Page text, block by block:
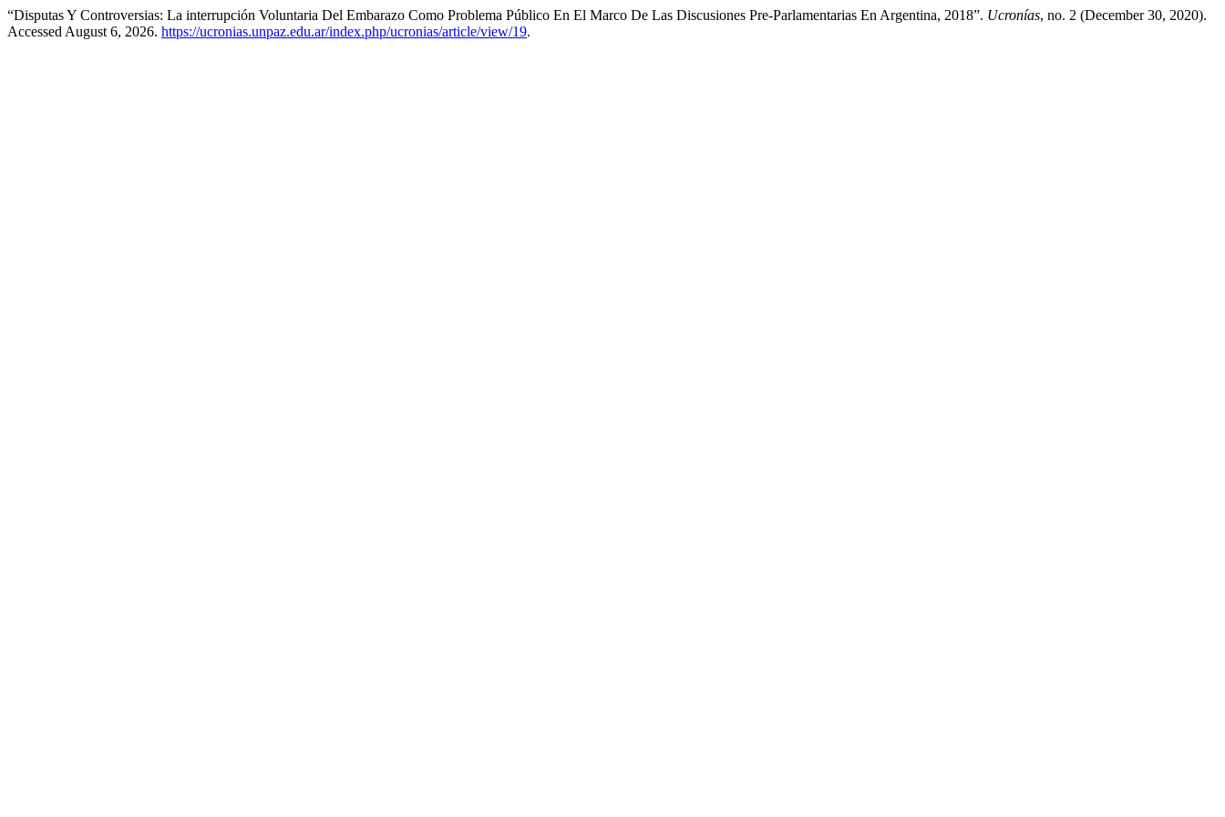
“Disputas Y Controversias: La interrupción Voluntaria Del Embarazo Como Problema Público En El Marco De Las Discusiones Pre-Parlamentarias En Argentina, 2018”. Ucronías, no. 2 (December 30, 2020).
Accessed August 6, 2026. https://ucronias.unpaz.edu.ar/index.php/ucronias/article/view/19.